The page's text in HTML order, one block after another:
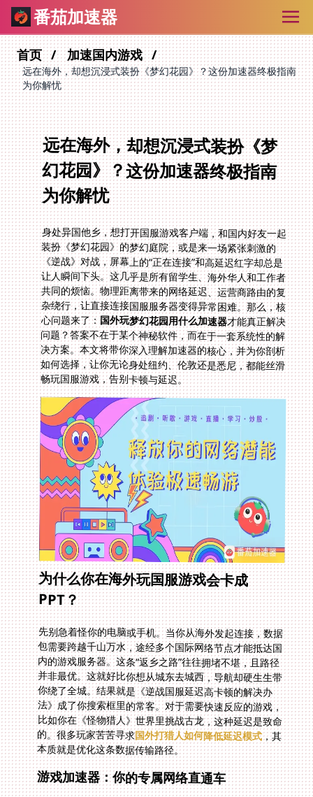
番茄加速器
首页 加速国内游戏
远在海外，却想沉浸式装扮《梦幻花园》？这份加速器终极指南
为你解忧
远在海外，却想沉浸式装扮《梦
幻花园》？这份加速器终极指南
为你解忧
身处异国他乡，想打开国服游戏客户端，和国内好友一起
装扮《梦幻花园》的梦幻庭院，或是来一场紧张刺激的
《逆战》对战，屏幕上的“正在连接”和高延迟红字却总是
让人瞬间下头。这几乎是所有留学生、海外华人和工作者
共同的烦恼。物理距离带来的网络延迟、运营商路由的复
杂绕行，让直接连接国服服务器变得异常困难。那么，核
心问题来了：国外玩梦幻花园用什么加速器才能真正解决
问题？答案不在于某个神秘软件，而在于一套系统性的解
决方案。本文将带你深入理解加速器的核心，并为你剖析
如何选择，让你无论身处纽约、伦敦还是悉尼，都能丝滑
畅玩国服游戏，告别卡顿与延迟。
为什么你在海外玩国服游戏会卡成
PPT？
先别急着怪你的电脑或手机。当你从海外发起连接，数据
包需要跨越千山万水，途经多个国际网络节点才能抵达国
内的游戏服务器。这条“返乡之路”往往拥堵不堪，且路径
并非最优。这就好比你想从城东去城西，导航却硬生生带
你绕了全城。结果就是《逆战国服延迟高卡顿的解决办
法》成了你搜索框里的常客。对于需要快速反应的游戏，
比如你在《怪物猎人》世界里挑战古龙，这种延迟是致命
的。很多玩家苦苦寻求国外打猎人如何降低延迟模式，其
本质就是优化这条数据传输路径。
游戏加速器：你的专属网络直通车